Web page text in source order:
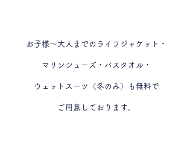
お子様～大人までのライフジャケット・
マリンシューズ・バスタオル・
ウェットスーツ（冬のみ） も無料で
ご用意しております。